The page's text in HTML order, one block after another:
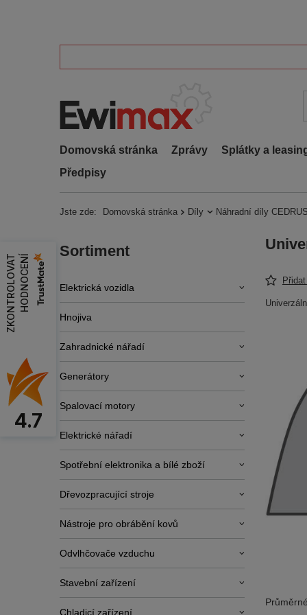
Domovská stránka Zprávy Splátky a
Předpisy
Jste zde: Domovská stránka Díly Náhradní díly
Sortiment
Elektrická vozidla
Hnojiva
Zahradnické nářadí
Generátory
Spalovací motory
Elektrické nářadí
Spotřební elektronika a bílé zboží
Dřevozpracující stroje
Nástroje pro obrábění kovů
Odvlhčovače vzduchu
Stavební zařízení
Chladicí zařízení
Z
K
O
N
T
R
O
L
O
V
A
T
H
O
D
N
O
C
E
NÍ
4.7